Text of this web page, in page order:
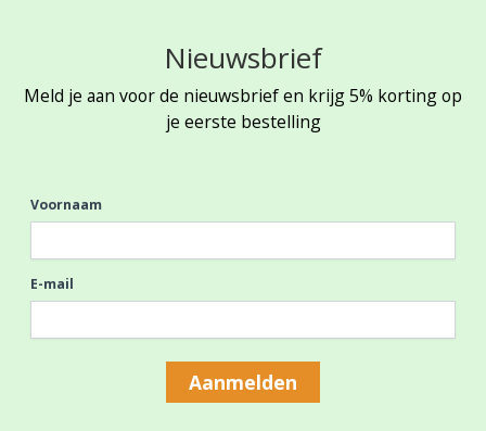
Nieuwsbrief
Meld je aan voor de nieuwsbrief en krijg 5% korting op
je eerste bestelling
Voornaam
E-mail
Aanmelden